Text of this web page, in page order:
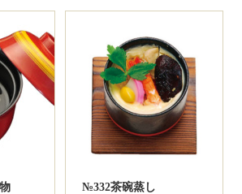
№332茶碗蒸し